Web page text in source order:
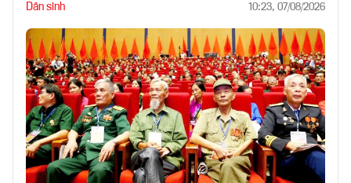
Dân sinh 10:23, 07/08/2026